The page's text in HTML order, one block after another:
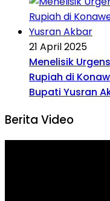
21 April 2025
Menelisik
Rupiah di
Bupati Yusran
Berita Video